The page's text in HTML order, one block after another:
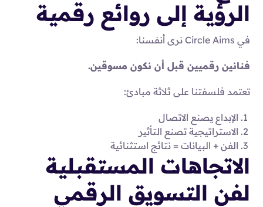
الرؤية إلى روائع رقمية
في Circle Aims نرى أنفسنا:
فنانين رقميين قبل أن نكون مسوقين.
تعتمد فلسفتنا على ثلاثة مبادئ:
الإبداع يصنع الاتصال
الاستراتيجية تصنع التأثير
الفن + البيانات = نتائج استثنائية
الاتجاهات المستقبلية
لفن التسويق الرقمي